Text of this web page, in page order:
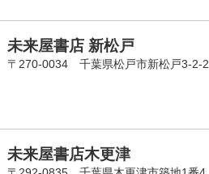
未来屋書店 新松戸
〒270-0034 千葉県松戸市新松戸3-2-2
未来屋書店木更津